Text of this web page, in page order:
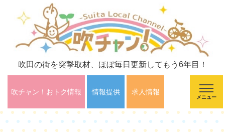
吹田の街を突撃取材、ほぼ毎日更新してもう6年目！
吹チャン！おトク情報 情報提供 求人情報
メニュー